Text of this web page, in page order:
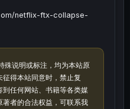
netflix-ftx-collapse-
殊说明或标注，均为本站原
得本站同意时，禁止复
任何网站、书籍等各类媒
者的合法权益，可联系我